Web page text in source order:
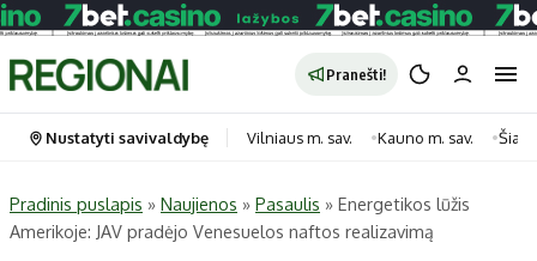
Pranešti!
Portalas Kategorijos
Nustatyti savivaldybę Vilniaus m. sav. Kauno m. sav.
Pradinis puslapis » Naujienos » Pasaulis » Energetikos lūžis
Amerikoje: JAV pradėjo Venesuelos naftos realizavimą